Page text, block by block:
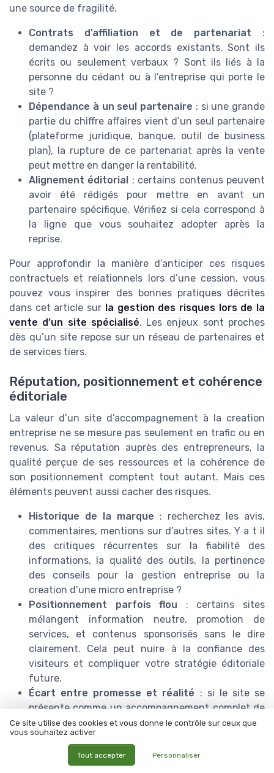
une source de fragilité.
Contrats d’affiliation et de partenariat :
demandez à voir les accords existants. Sont ils
écrits ou seulement verbaux ? Sont ils liés à la
personne du cédant ou à l’entreprise qui porte le
site ?
Dépendance à un seul partenaire : si une grande
partie du chiffre affaires vient d’un seul partenaire
(plateforme juridique, banque, outil de business
plan), la rupture de ce partenariat après la vente
peut mettre en danger la rentabilité.
Alignement éditorial : certains contenus peuvent
avoir été rédigés pour mettre en avant un
partenaire spécifique. Vérifiez si cela correspond à
la ligne que vous souhaitez adopter après la
reprise.
Pour approfondir la manière d’anticiper ces risques
contractuels et relationnels lors d’une cession, vous
pouvez vous inspirer des bonnes pratiques décrites
dans cet article sur la gestion des risques lors de la
vente d’un site spécialisé. Les enjeux sont proches
dès qu’un site repose sur un réseau de partenaires et
de services tiers.
Réputation, positionnement et cohérence
éditoriale
La valeur d’un site d’accompagnement à la creation
entreprise ne se mesure pas seulement en trafic ou en
revenus. Sa réputation auprès des entrepreneurs, la
qualité perçue de ses ressources et la cohérence de
son positionnement comptent tout autant. Mais ces
éléments peuvent aussi cacher des risques.
Historique de la marque : recherchez les avis,
commentaires, mentions sur d’autres sites. Y a t il
des critiques récurrentes sur la fiabilité des
informations, la qualité des outils, la pertinence
des conseils pour la gestion entreprise ou la
creation d’une micro entreprise ?
Positionnement parfois flou : certains sites
mélangent information neutre, promotion de
services, et contenus sponsorisés sans le dire
clairement. Cela peut nuire à la confiance des
visiteurs et compliquer votre stratégie éditoriale
future.
Écart entre promesse et réalité : si le site se
présente comme un accompagnement complet de
l’etape d’idee jusqu’à l’immatriculation, mais ne
propose en réalité que quelques fiches pratiques,
vous devrez soit renforcer l’offre, soit ajuster le
discours.
Ce site utilise des cookies et vous donne le contrôle sur ceux que
vous souhaitez activer
Tout accepter Personnaliser